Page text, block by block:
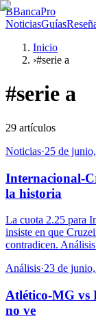
BBancaPro
NoticiasGuías
Inicio
›#serie a
#serie a
29 artículos
Noticias·25 de
Internacional-
la historia
La cuota 2.25 para
insiste en que
contradicen. Análisis
Análisis·23 de
Atlético-MG vs
no ve